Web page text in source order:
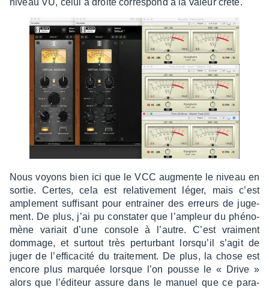
niveau VU, celui à droite corres­pond à la valeur crête.
Nous voyons bien ici que le VCC augmente le niveau en
sortie. Certes, cela est rela­ti­ve­ment léger, mais c’est
ample­ment suffi­sant pour entrai­ner des erreurs de juge­
ment. De plus, j’ai pu consta­ter que l’am­pleur du phéno­
mène variait d’une console à l’autre. C’est vrai­ment
dommage, et surtout très pertur­bant lorsqu’il s’agit de
juger de l’ef­fi­ca­cité du trai­te­ment. De plus, la chose est
encore plus marquée lorsque l’on pousse le « Drive »
alors que l’édi­teur assure dans le manuel que ce para­